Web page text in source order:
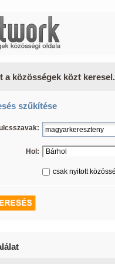
a közösségek közt
szűkítése
Hol:
csak nyitott